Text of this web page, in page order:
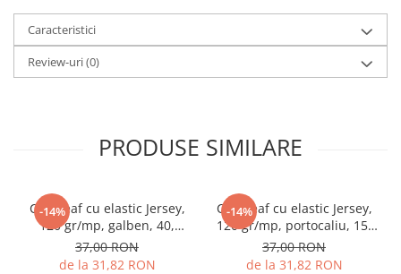
Caracteristici
Review-uri(0)
PRODUSE SIMILARE
-14%
Cearceaf cu elastic Jersey,
120 gr/mp, galben, 40,
100% bumbac, Gecor
37,00 RON
de la 31,82 RON
-14%
Cearceaf cu elastic Jersey,
120 gr/mp, portocaliu, 15,
100% bumbac, Gecor
37,00 RON
de la 31,82 RON